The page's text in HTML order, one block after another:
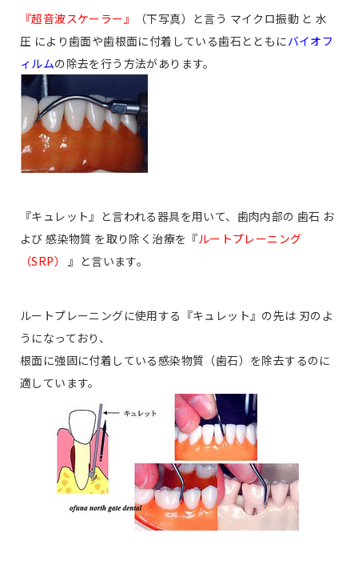
『超音波スケーラー』
（下写真）と言う マイクロ振動 と 水
圧 により歯面や歯根面に付着している歯石とともにバイオフ
ィルムの除去を行う方法があります。
『キュレット』と言われる器具を用いて、歯肉内部の 歯石 お
よび 感染物質 を取り除く治療を『ルートプレーニング
（SRP）
』と言います。
ルートプレーニングに使用する『キュレット』の先は 刃のよ
うになっており、
根面に強固に付着している感染物質（歯石）を除去するのに
適しています。